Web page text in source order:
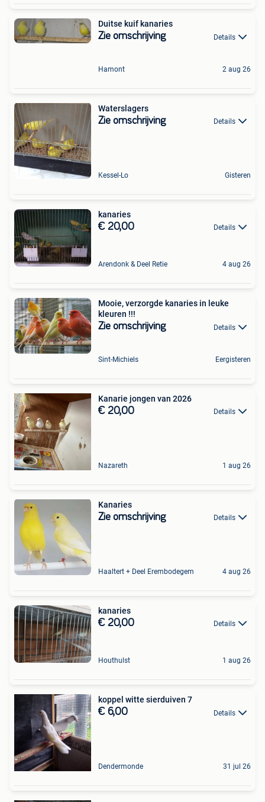
Duitse kuif kanaries
Zie omschrijving Details
Hamont 2 aug 26
Waterslagers
Zie omschrijving Details
Kessel-Lo Gisteren
kanaries
€ 20,00 Details
Arendonk & Deel Retie 4 aug 26
Mooie, verzorgde kanaries in leuke
kleuren !!!
Zie omschrijving Details
Sint-Michiels Eergisteren
Kanarie jongen van 2026
€ 20,00 Details
Nazareth 1 aug 26
Kanaries
Zie omschrijving Details
Haaltert + Deel Erembodegem 4 aug 26
kanaries
€ 20,00 Details
Houthulst 1 aug 26
koppel witte sierduiven 7
€ 6,00 Details
Dendermonde 31 jul 26